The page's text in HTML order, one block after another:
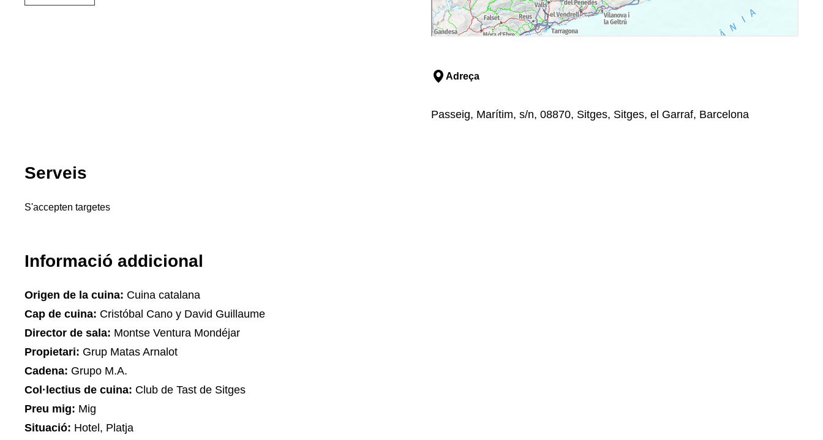
Adreça
Passeig, Marítim, s/n, 08870, Sitges, Sitges, el Garraf, Barcelona
Serveis
S'accepten targetes
Informació addicional
Origen de la cuina: Cuina catalana
Cap de cuina: Cristóbal Cano y David Guillaume
Director de sala: Montse Ventura Mondéjar
Propietari: Grup Matas Arnalot
Cadena: Grupo M.A.
Col·lectius de cuina: Club de Tast de Sitges
Preu mig: Mig
Situació: Hotel, Platja